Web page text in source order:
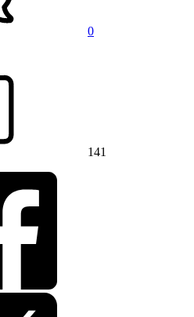
0
141